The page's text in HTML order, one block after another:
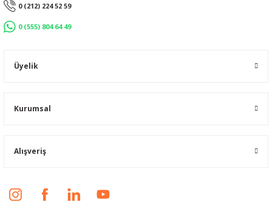
0 (212) 224 52 59
0 (555) 804 64 49
Üyelik
Kurumsal
Alışveriş